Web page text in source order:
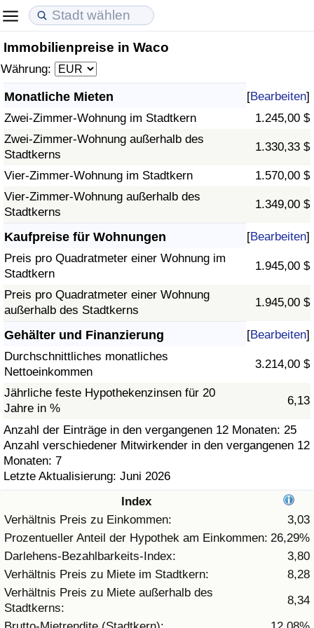
Immobilienpreise in Waco
Währung:
Monatliche Mieten [Bearbeiten]
Zwei-Zimmer-Wohnung im Stadtkern
1.245,00 $
Zwei-Zimmer-Wohnung außerhalb des
Stadtkerns
1.330,33 $
Vier-Zimmer-Wohnung im Stadtkern
1.570,00 $
Vier-Zimmer-Wohnung außerhalb des
Stadtkerns
1.349,00 $
Kaufpreise für Wohnungen [Bearbeiten]
Preis pro Quadratmeter einer Wohnung im
Stadtkern
1.945,00 $
Preis pro Quadratmeter einer Wohnung
außerhalb des Stadtkerns
1.945,00 $
Gehälter und Finanzierung [Bearbeiten]
Durchschnittliches monatliches
Nettoeinkommen
3.214,00 $
Jährliche feste Hypothekenzinsen für 20
Jahre in %
6,13
Anzahl der Einträge in den vergangenen 12 Monaten: 25
Anzahl verschiedener Mitwirkender in den vergangenen 12
Monaten: 7
Letzte Aktualisierung: Juni 2026
Index
Verhältnis Preis zu Einkommen:
3,03
Prozentueller Anteil der Hypothek am Einkommen: 26,29%
Darlehens-Bezahlbarkeits-Index:
3,80
Verhältnis Preis zu Miete im Stadtkern:
8,28
Verhältnis Preis zu Miete außerhalb des
Stadtkerns:
8,34
Lebenshaltungskosten
Lebenshaltungskosten-Index (aktuell)
Lebenshaltungskosten-Index
Lebenshaltungskosten-Index nach Land
in Akaba
Immobilienpreise
Immobilienpreis-Index (aktuell)
Immobilienpreis-Index
Immobilienpreis-Index nach Land
Lebensqualität
Lebensqualität-Index
Lebensqualität-Index (aktuell)
Lebensqualitätsindex nach Land
Kriminalität
Kriminalitäts-Index (aktuell)
Kriminalitäts-Index
Kriminalitätsindex nach Land
Gesundheitsversorgung
Gesundheitsversorgungs-Index (aktuell)
Gesundheitsversorgungs-Index
Gesundheitsversorgungs-Index nach Land
Umweltverschmutzung
Umweltverschmutzungs-Index (aktuell)
Verschmutzungsindex
Umweltverschmutzungs-Index nach Land
Verkehr